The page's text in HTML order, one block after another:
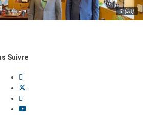
© (DR)
Suivre